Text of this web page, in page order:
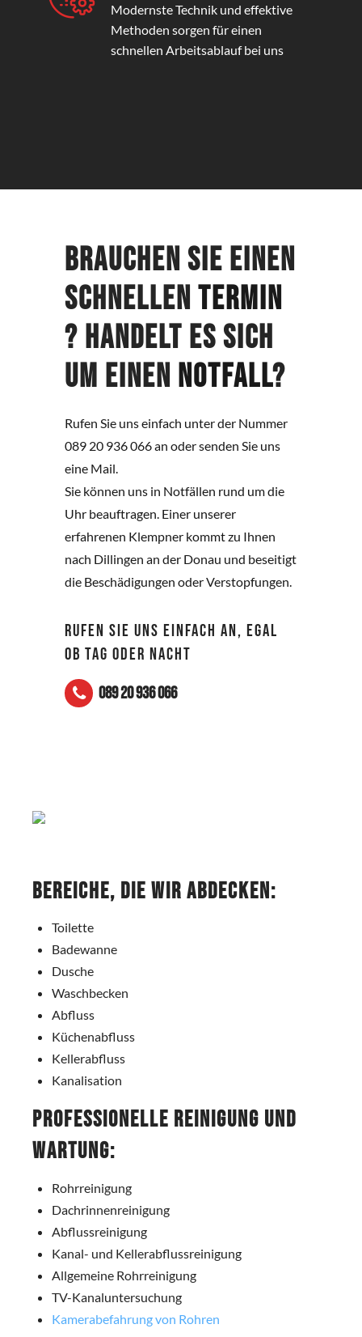
Modernste Technik und effektive
Methoden sorgen für einen
schnellen Arbeitsablauf bei uns
Brauchen Sie einen
schnellen Termin
? Handelt es sich
um einen Notfall?
Rufen Sie uns einfach unter der Nummer
089 20 936 066 an oder senden Sie uns
eine Mail.
Sie können uns in Notfällen rund um die
Uhr beauftragen. Einer unserer
erfahrenen Klempner kommt zu Ihnen
nach Dillingen an der Donau und beseitigt
die Beschädigungen oder Verstopfungen.
RUFEN SIE UNS EINFACH AN, EGAL
OB TAG ODER NACHT
089 20 936 066
Bereiche, die wir abdecken:
Toilette
Badewanne
Dusche
Waschbecken
Abfluss
Küchenabfluss
Kellerabfluss
Kanalisation
Professionelle Reinigung und
Wartung:
Rohrreinigung
Dachrinnenreinigung
Abflussreinigung
Kanal- und Kellerabflussreinigung
Allgemeine Rohrreinigung
TV-Kanaluntersuchung
Kamerabefahrung von Rohren